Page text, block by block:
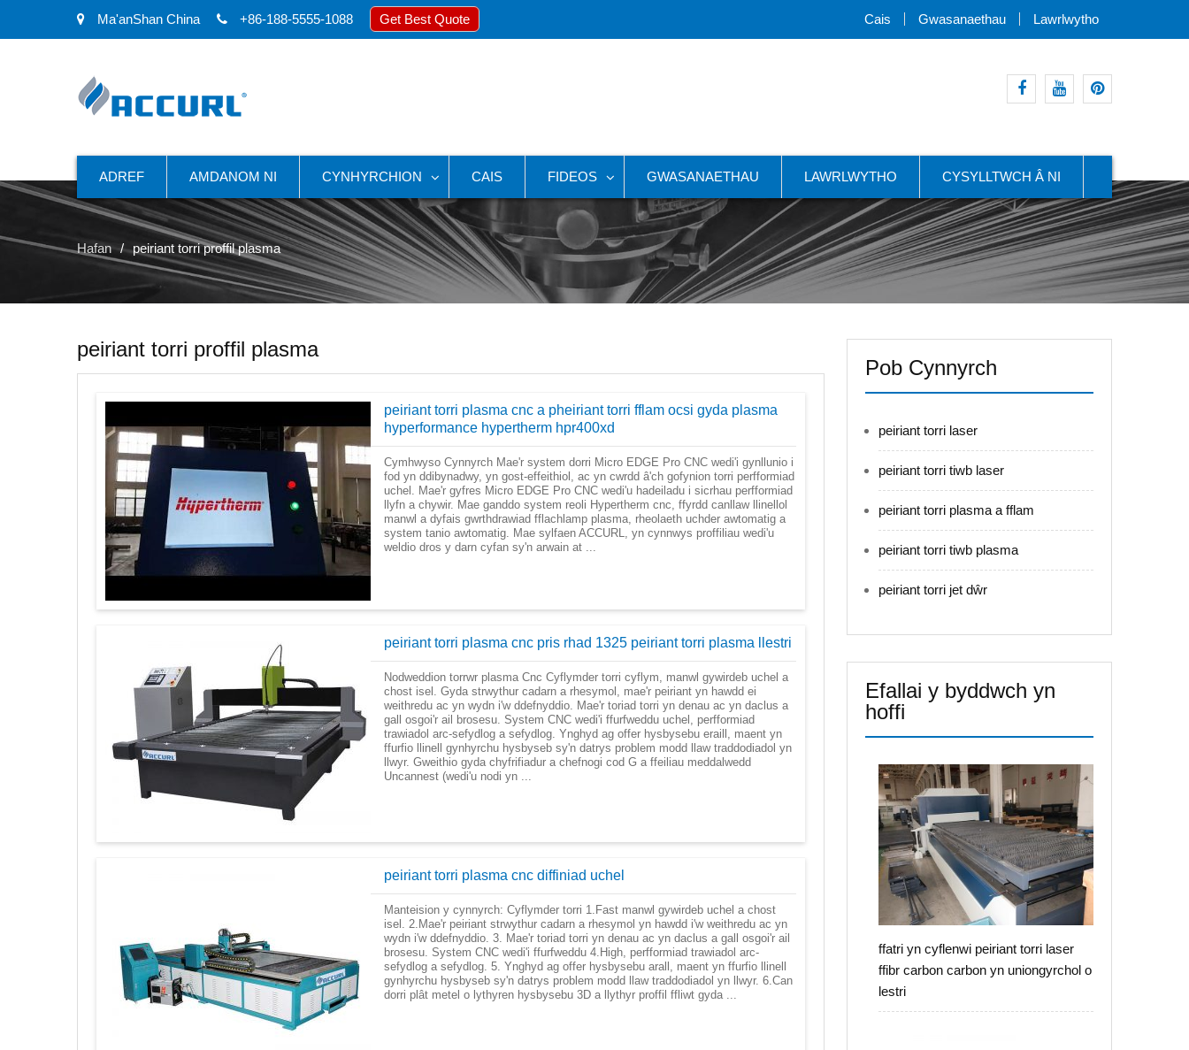
Ma'anShan China +86-188-5555-1088 Get Best Quote Cais Gwasanaethau Lawrlwytho
ADREF AMDANOM NI CYNHYRCHION CAIS FIDEOS GWASANAETHAU LAWRLWYTHO CYSYLLTWCH Â NI
Hafan peiriant torri proffil plasma
peiriant torri proffil plasma
peiriant torri plasma cnc a pheiriant torri fflam ocsi gyda plasma
hyperformance hypertherm hpr400xd
Cymhwyso Cynnyrch Mae'r system dorri Micro EDGE Pro CNC wedi'i gynllunio i
fod yn ddibynadwy, yn gost-effeithiol, ac yn cwrdd â'ch gofynion torri perfformiad
uchel. Mae'r gyfres Micro EDGE Pro CNC wedi'u hadeiladu i sicrhau perfformiad
llyfn a chywir. Mae ganddo system reoli Hypertherm cnc, ffyrdd canllaw llinellol
manwl a dyfais gwrthdrawiad fflachlamp plasma, rheolaeth uchder awtomatig a
system tanio awtomatig. Mae sylfaen ACCURL, yn cynnwys proffiliau wedi'u
weldio dros y darn cyfan sy'n arwain at ...
peiriant torri plasma cnc pris rhad 1325 peiriant torri plasma llestri
Nodweddion torrwr plasma Cnc Cyflymder torri cyflym, manwl gywirdeb uchel a
chost isel. Gyda strwythur cadarn a rhesymol, mae'r peiriant yn hawdd ei
weithredu ac yn wydn i'w ddefnyddio. Mae'r toriad torri yn denau ac yn daclus a
gall osgoi'r ail brosesu. System CNC wedi'i ffurfweddu uchel, perfformiad
trawiadol arc-sefydlog a sefydlog. Ynghyd ag offer hysbysebu eraill, maent yn
ffurfio llinell gynhyrchu hysbyseb sy'n datrys problem modd llaw traddodiadol yn
llwyr. Gweithio gyda chyfrifiadur a chefnogi cod G a ffeiliau meddalwedd
Uncannest (wedi'u nodi yn ...
peiriant torri plasma cnc diffiniad uchel
Manteision y cynnyrch: Cyflymder torri 1.Fast manwl gywirdeb uchel a chost
isel. 2.Mae'r peiriant strwythur cadarn a rhesymol yn hawdd i'w weithredu ac yn
wydn i'w ddefnyddio. 3. Mae'r toriad torri yn denau ac yn daclus a gall osgoi'r ail
brosesu. System CNC wedi'i ffurfweddu 4.High, perfformiad trawiadol arc-
sefydlog a sefydlog. 5. Ynghyd ag offer hysbysebu arall, maent yn ffurfio llinell
gynhyrchu hysbyseb sy'n datrys problem modd llaw traddodiadol yn llwyr. 6.Can
dorri plât metel o lythyren hysbysebu 3D a llythyr proffil ffliwt gyda ...
Pob Cynnyrch
peiriant torri laser
peiriant torri tiwb laser
peiriant torri plasma a fflam
peiriant torri tiwb plasma
peiriant torri jet dŵr
Efallai y byddwch yn
hoffi
ffatri yn cyflenwi peiriant torri laser
ffibr carbon carbon yn uniongyrchol o
lestri